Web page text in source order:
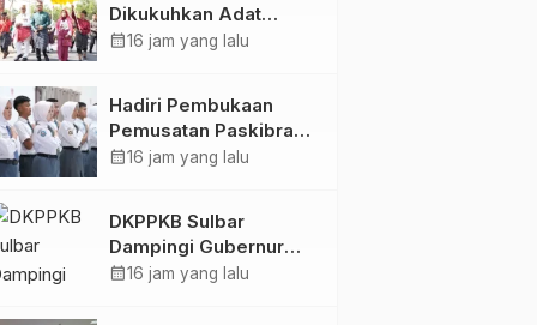
Dikukuhkan Adat
Balanipa, Raih Gelar
calendar_month16 jam yang lalu
Hadiri Pembukaan
Pemusatan Paskibraka
Provinsi, Murdanil: Ini
calendar_month16 jam yang lalu
DKPPKB Sulbar
Dampingi Gubernur
Terima Audiensi
calendar_month16 jam yang lalu